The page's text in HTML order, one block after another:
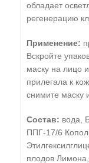
обладает
регенерацию
Применение:
Вскройте
маску на лицо
прилегала к
снимите маску
Состав: вода,
ППГ-17/6
плодов Лимона,